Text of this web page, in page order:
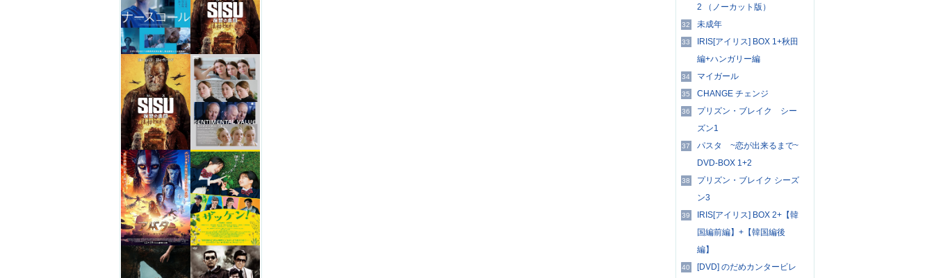
2 （ノーカット版）
32 未成年
33
IRIS[アイリス] BOX 1+秋田
編+ハンガリー編
34 マイガール
35 CHANGE チェンジ
36
プリズン・ブレイク シー
ズン1
37
パスタ ~恋が出来るまで~
DVD-BOX 1+2
38
プリズン・ブレイク シーズ
ン3
39
IRIS[アイリス] BOX 2+【韓
国編前編】+【韓国編後
編】
40
[DVD] のだめカンタービレ